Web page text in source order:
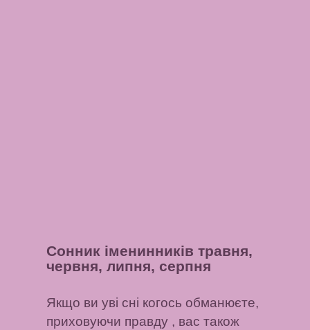
Сонник іменинників травня,
червня, липня, серпня
Якщо ви уві сні когось обманюєте,
приховуючи правду , вас також